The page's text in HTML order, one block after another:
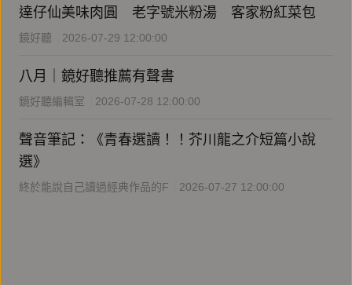
達仔仙美味肉圓 老字號米粉湯 客家粉紅菜包
鏡好聽 2026-07-29 12:00:00
八月｜鏡好聽推薦有聲書
鏡好聽編輯室 2026-07-28 12:00:00
聲音筆記：《青春選讀！！芥川龍之介短篇小說
選》
終於能說自己讀過經典作品的F 2026-07-27 12:00:00